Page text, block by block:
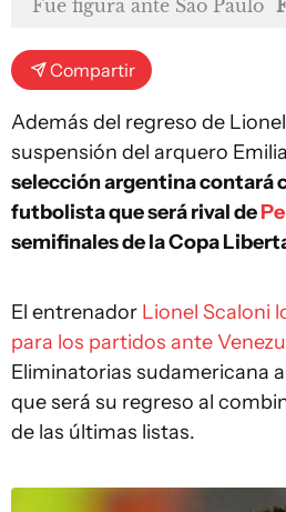
Fue figura ante Sao Paulo
Compartir
Además del regreso de
suspensión del arquero
selección argentina contará
futbolista que será rival de
semifinales de la Copa
El entrenador Lionel Scaloni
para los partidos ante
Eliminatorias sudamericana
que será su regreso al
de las últimas listas.